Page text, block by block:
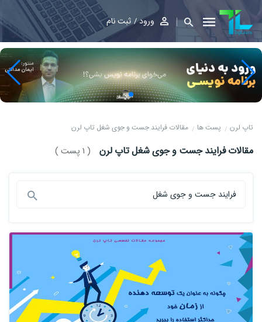
ورود ثبت نام
تاپ لرن پست ها مقالات فرایند جست و جوی شغل تاپ لرن
مقالات فرایند جست و جوی شغل تاپ لرن ( 1 پست )